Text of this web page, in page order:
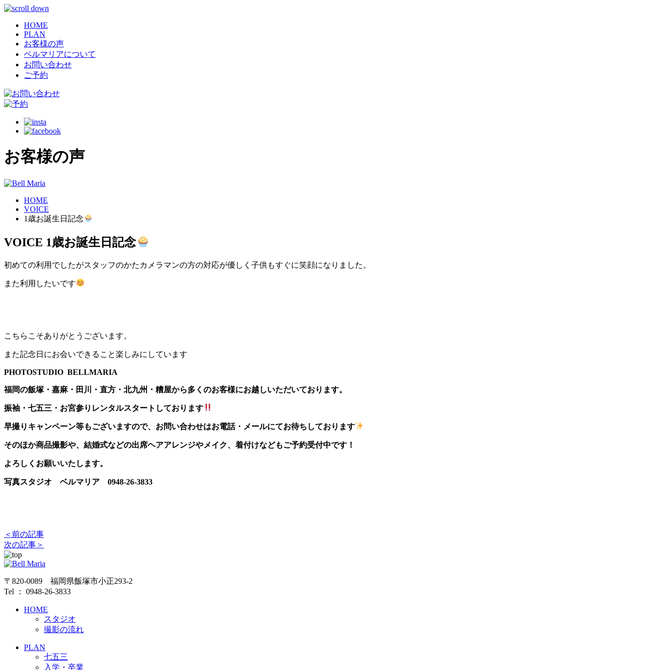
HOME
PLAN
お客様の声
ベルマリアについて
お問い合わせ
ご予約
お客様の声
HOME
VOICE
1歳お誕生日記念
VOICE 1歳お誕生日記念
初めての利用でしたがスタッフのかたカメラマンの方の対応が優しく子供もすぐに笑顔になりました。
また利用したいです
こちらこそありがとうございます。
また記念日にお会いできること楽しみにしています
PHOTOSTUDIO BELLMARIA
福岡の飯塚・嘉麻・田川・直方・北九州・糟屋から多くのお客様にお越しいただいております。
振袖・七五三・お宮参りレンタルスタートしております
早撮りキャンペーン等もございますので、お問い合わせはお電話・メールにてお待ちしております
そのほか商品撮影や、結婚式などの出席ヘアアレンジやメイク、着付けなどもご予約受付中です！
よろしくお願いいたします。
写真スタジオ ベルマリア 0948-26-3833
＜前の記事
次の記事＞
〒820-0089 福岡県飯塚市小正293-2
Tel ： 0948-26-3833
HOME
スタジオ
撮影の流れ
PLAN
七五三
入学・卒業